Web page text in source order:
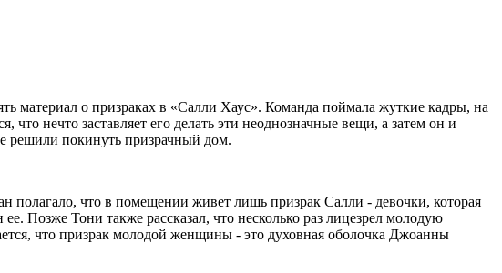
материал о призраках в «Салли Хаус». Команда поймала жуткие кадры, на
нечто заставляет его делать эти неоднозначные вещи, а затем он и
решили покинуть призрачный дом.
полагало, что в помещении живет лишь призрак Салли - девочки, которая
Позже Тони также рассказал, что несколько раз лицезрел молодую
что призрак молодой женщины - это духовная оболочка Джоанны